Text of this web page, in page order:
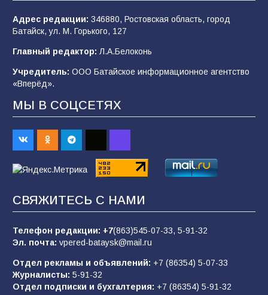
В Батайске продолжаются дорожные работы
99 04.08.2026
Будет ли мобилизация в России в 2026 году
после выборов: в Госдуме дали ответ
заявления о мобилизации — это
пропагандистский вброс
85 01.08.2026
«Слухами Москву не возьмёшь»: почему
заявления Киева о мобилизации — это
Адрес редакции: 346880, Ростовская область, город
Батайск, ул. М. Горького, 127
Главный редактор: Л.А.Белоконь
Учредитель: ООО Батайское информационное агентство
«Вперёд».
МЫ В СОЦСЕТЯХ
СВЯЖИТЕСЬ С НАМИ
Телефон редакции: +7(863)545-07-33, 5-91-32
Эл. почта: vpered-bataysk@mail.ru
Отдел рекламы и объявлений: +7 (86354) 5-07-33
Журналисты: 5-91-32
Отдел подписки и бухгалтерия: +7 (86354) 5-91-32